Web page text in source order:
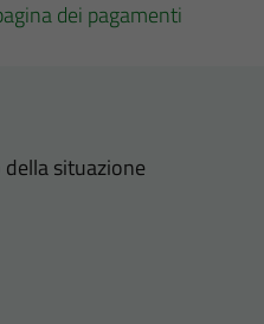
dei pagamenti
situazione